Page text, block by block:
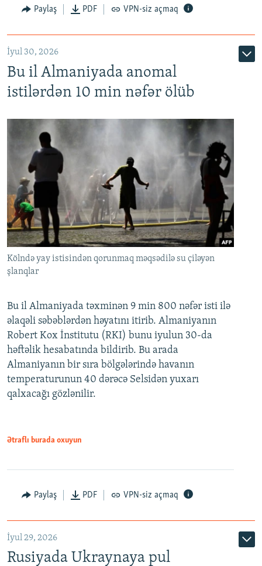
Paylaş PDF VPN-siz açmaq
İyul 30, 2026
Bu il Almaniyada anomal
istilərdən 10 min nəfər ölüb
Kölndə yay istisindən qorunmaq məqsədilə su çiləyən
şlanqlar
Bu il Almaniyada təxminən 9 min 800 nəfər isti ilə
əlaqəli səbəblərdən həyatını itirib. Almaniyanın
Robert Kox İnstitutu (RKI) bunu iyulun 30-da
həftəlik hesabatında bildirib. Bu arada
Almaniyanın bir sıra bölgələrində havanın
temperaturunun 40 dərəcə Selsidən yuxarı
qalxacağı gözlənilir.
Ətraflı burada oxuyun
Paylaş PDF VPN-siz açmaq
İyul 29, 2026
Rusiyada Ukraynaya pul